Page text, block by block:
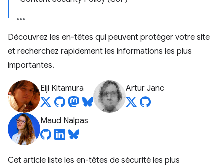
Découvrez les en-têtes qui peuvent protéger votre site
et recherchez rapidement les informations les plus
importantes.
Eiji Kitamura Artur Janc
Maud Nalpas
Cet article liste les en-têtes de sécurité les plus